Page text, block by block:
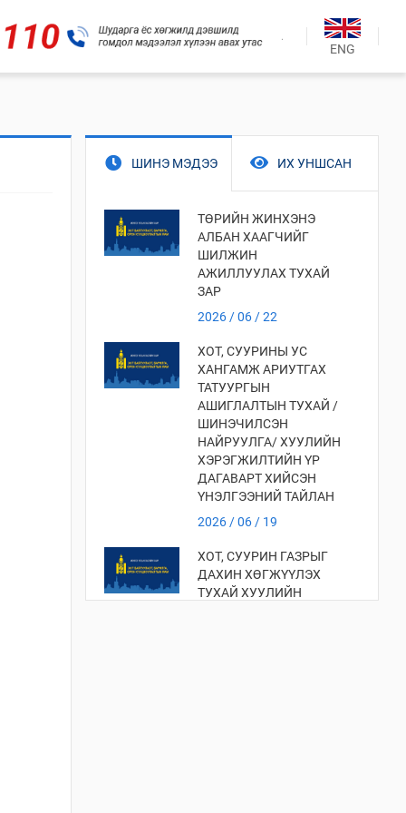
.
ENG
ШИНЭ МЭДЭЭ ИХ УНШСАН
ТӨРИЙН ЖИНХЭНЭ
АЛБАН ХААГЧИЙГ
ШИЛЖИН
АЖИЛЛУУЛАХ ТУХАЙ
ЗАР
2026 / 06 / 22
ХОТ, СУУРИНЫ УС
ХАНГАМЖ АРИУТГАХ
ТАТУУРГЫН
АШИГЛАЛТЫН ТУХАЙ /
ШИНЭЧИЛСЭН
НАЙРУУЛГА/ ХУУЛИЙН
ХЭРЭГЖИЛТИЙН ҮР
ДАГАВАРТ ХИЙСЭН
ҮНЭЛГЭЭНИЙ ТАЙЛАН
2026 / 06 / 19
ХОТ, СУУРИН ГАЗРЫГ
ДАХИН ХӨГЖҮҮЛЭХ
ТУХАЙ ХУУЛИЙН